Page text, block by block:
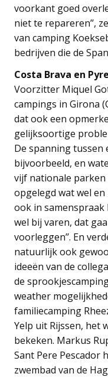
voorkant goed
niet te repareren’’,
van camping
bedrijven die de
Costa Brava en
Voorzitter Miquel
campings in Girona
dat ook een
gelijksoortige
De spanning tussen
bijvoorbeeld, en
vijf nationale
opgelegd wat wel
ook in
wel bij varen, dat
voorleggen’’. En
natuurlijk ook
ideeën van de
de
weather
familiecamping
Yelp uit Rijssen, het
bekeken. Markus
Sant Pere Pescador
zwembad van de